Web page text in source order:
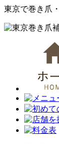
東京で巻き爪